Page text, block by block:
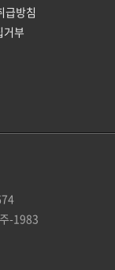
급방침
거부
-1983